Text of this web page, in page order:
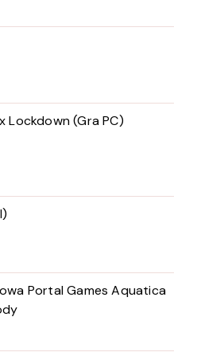
Lockdown (Gra PC)
Portal Games Aquatica